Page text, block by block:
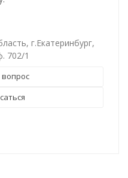
г.Екатеринбург,
702/1